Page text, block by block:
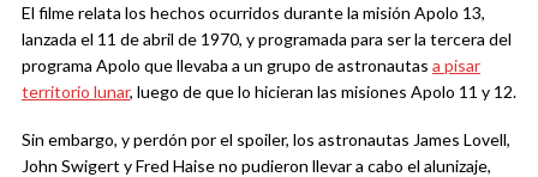
El filme relata los hechos ocurridos durante la misión Apolo 13,
lanzada el 11 de abril de 1970, y programada para ser la tercera del
programa Apolo que llevaba a un grupo de astronautas a pisar
territorio lunar, luego de que lo hicieran las misiones Apolo 11 y 12.
Sin embargo, y perdón por el spoiler, los astronautas James Lovell,
John Swigert y Fred Haise no pudieron llevar a cabo el alunizaje,